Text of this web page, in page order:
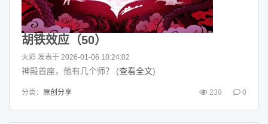
胡铁效应（50）
火彩 发表于 2026-01-06 10:24:02
神殿首座，他有几个师？ (查看全文)
分类： 原创分享 239 0